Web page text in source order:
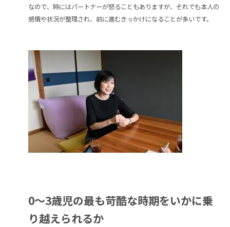
なので、時にはパートナーが怒ることもありますが、それでも本人の
感情や状況が整理され、前に進むきっかけになることが多いです。
0～3歳児の最も苛酷な時期をいかに乗
り越えられるか